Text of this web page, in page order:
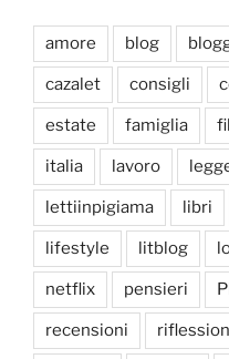
amore blog
cazalet consigli
estate famiglia
italia lavoro
lettiinpigiama libri
lifestyle litblog
netflix pensieri
recensioni